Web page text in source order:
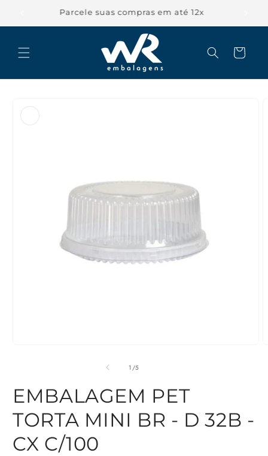
conteúdo
Parcele suas compras em até 12x
Carrinho
na
janela
1 /de
5
EMBALAGEM PET
TORTA MINI BR - D 32B -
CX C/100